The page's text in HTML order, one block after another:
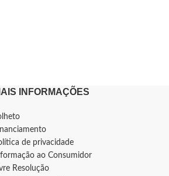
INFORMAÇÕES
de privacidade
ao Consumidor
Resolução